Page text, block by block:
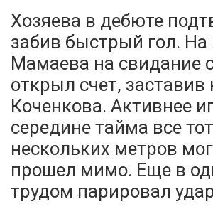
Хозяева в дебюте
забив быстрый гол.
Мамаева на свидание
открыл счет, заставив
Коченкова. Активнее
середине тайма все
нескольких метров
прошел мимо. Еще в
трудом парировал